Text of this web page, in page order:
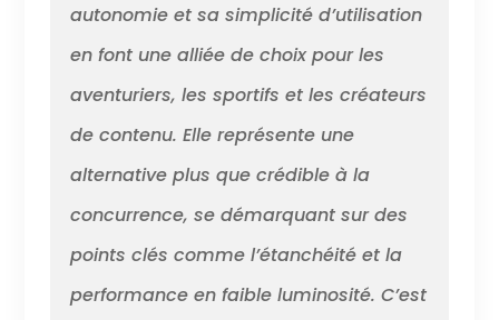
Contrôle précis
et vibrant –
Profitez de
couleurs
fidèles à la réalité
avec deux
écrans tactiles
OLED. Une
visualisation
nette prête pour
scénarios rend
autonomie et sa simplicité d’utilisation
en font une alliée de choix pour les
aventuriers, les sportifs et les créateurs
de contenu. Elle représente une
alternative plus que crédible à la
concurrence, se démarquant sur des
points clés comme l’étanchéité et la
performance en faible luminosité. C’est